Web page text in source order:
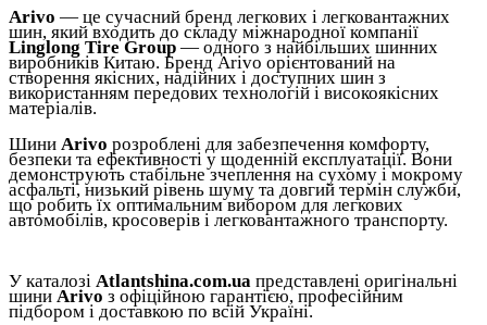
Arivo — це сучасний бренд легкових і легковантажних
шин, який входить до складу міжнародної компанії
Linglong Tire Group — одного з найбільших шинних
виробників Китаю. Бренд Arivo орієнтований на
створення якісних, надійних і доступних шин з
використанням передових технологій і високоякісних
матеріалів.
Шини Arivo розроблені для забезпечення комфорту,
безпеки та ефективності у щоденній експлуатації. Вони
демонструють стабільне зчеплення на сухому і мокрому
асфальті, низький рівень шуму та довгий термін служби,
що робить їх оптимальним вибором для легкових
автомобілів, кросоверів і легковантажного транспорту.
У каталозі Atlantshina.com.ua представлені оригінальні
шини Arivo з офіційною гарантією, професійним
підбором і доставкою по всій Україні.